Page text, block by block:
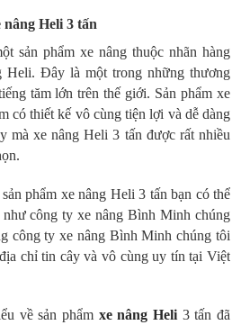
nâng Heli 3 tấn
sản phẩm xe nâng thuộc nhãn hàng
Heli. Đây là một trong những thương
tăm lớn trên thế giới. Sản phẩm xe
có thiết kế vô cùng tiện lợi và dễ dàng
mà xe nâng Heli 3 tấn được rất nhiều
phẩm xe nâng Heli 3 tấn bạn có thể
công ty xe nâng Bình Minh chúng
công ty xe nâng Bình Minh chúng tôi
chỉ tin cây và vô cùng uy tín tại Việt
về sản phẩm xe nâng Heli 3 tấn đã